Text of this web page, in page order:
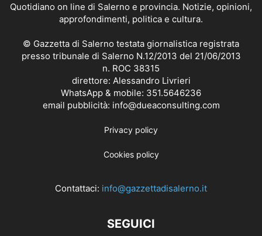
Quotidiano on line di Salerno e provincia. Notizie, opinioni,
approfondimenti, politica e cultura.
© Gazzetta di Salerno testata giornalistica registrata
presso tribunale di Salerno N.12/2013 del 21/06/2013
n. ROC 38315
direttore: Alessandro Livrieri
WhatsApp & mobile: 351.5646236
email pubblicità: info@dueaconsulting.com
Privacy policy
Cookies policy
Contattaci: info@gazzettadisalerno.it
SEGUICI